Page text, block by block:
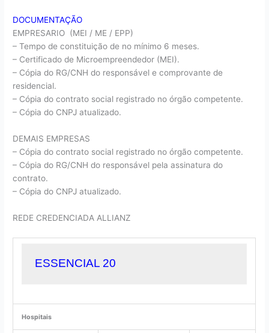
DOCUMENTAÇÃO
EMPRESARIO (MEI / ME / EPP)
– Tempo de constituição de no mínimo 6 meses.
– Certificado de Microempreendedor (MEI).
– Cópia do RG/CNH do responsável e comprovante de
residencial.
– Cópia do contrato social registrado no órgão competente.
– Cópia do CNPJ atualizado.
DEMAIS EMPRESAS
– Cópia do contrato social registrado no órgão competente.
– Cópia do RG/CNH do responsável pela assinatura do
contrato.
– Cópia do CNPJ atualizado.
REDE CREDENCIADA ALLIANZ
ESSENCIAL 20
Hospitais